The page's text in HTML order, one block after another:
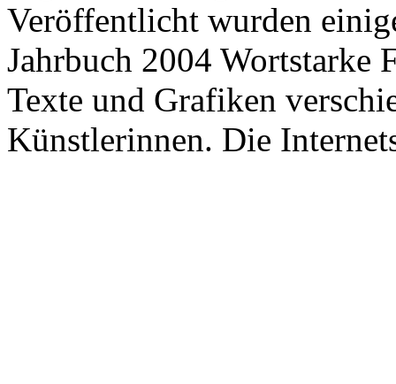
Veröffentlicht wurden
Jahrbuch 2004 Wortstarke
Texte und Grafiken
Künstlerinnen. Die